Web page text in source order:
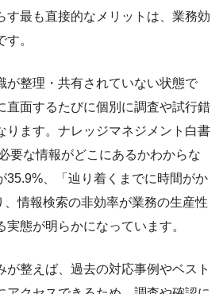
す最も直接的なメリットは、業務効
。
が整理・共有されていない状態で
直面するたびに個別に調査や試行錯
ります。ナレッジマネジメント白書
要な情報がどこにあるかわからな
35.9%、「辿り着くまでに時間がか
情報検索の非効率が業務の生産性
実態が明らかになっています。
が整えば、過去の対応事例やベスト